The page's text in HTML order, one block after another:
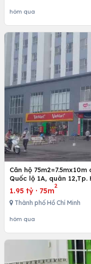
hôm qua
Căn hộ
Quốc lộ 1A, quân 12,Tp.
1.95 tỷ · 75m
2
Thành phố Hồ Chí Minh
hôm qua